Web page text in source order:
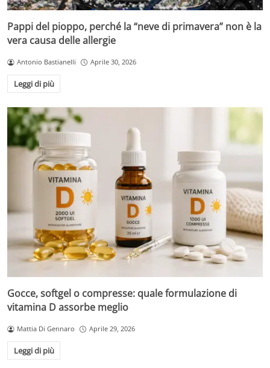
Pappi del pioppo, perché la “neve di primavera” non è la
vera causa delle allergie
Antonio Bastianelli Aprile 30, 2026
Leggi di più
Gocce, softgel o compresse: quale formulazione di
vitamina D assorbe meglio
Mattia Di Gennaro Aprile 29, 2026
Leggi di più